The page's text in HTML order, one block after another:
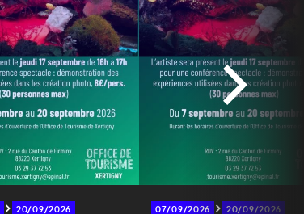
20/09/2026 07/09/2026 20/09/2026